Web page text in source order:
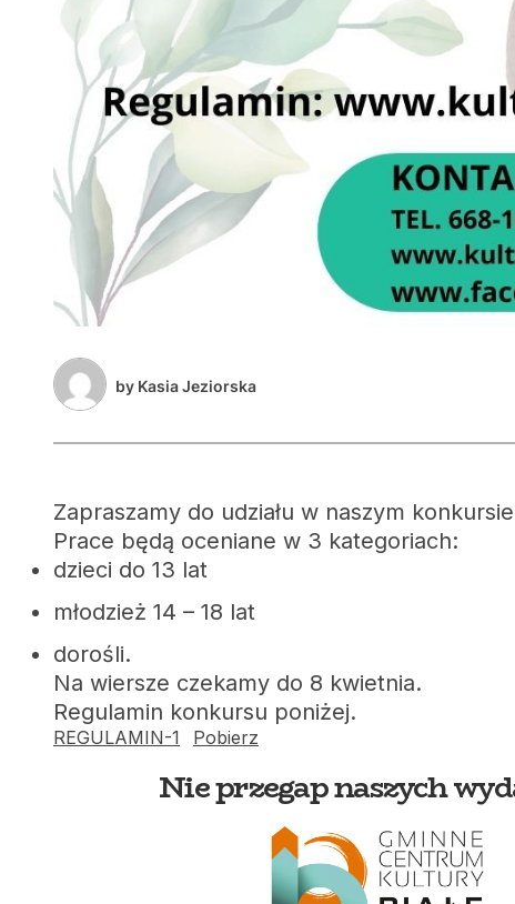
by Kasia Jeziorska
Zapraszamy do udziału w naszym
Prace będą oceniane w 3 kategoriach:
dzieci do 13 lat
młodzież 14 – 18 lat
dorośli.
Na wiersze czekamy do 8 kwietnia.
Regulamin konkursu poniżej.
REGULAMIN-1 Pobierz
Nie przegap naszych